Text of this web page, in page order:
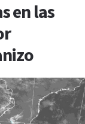
en las